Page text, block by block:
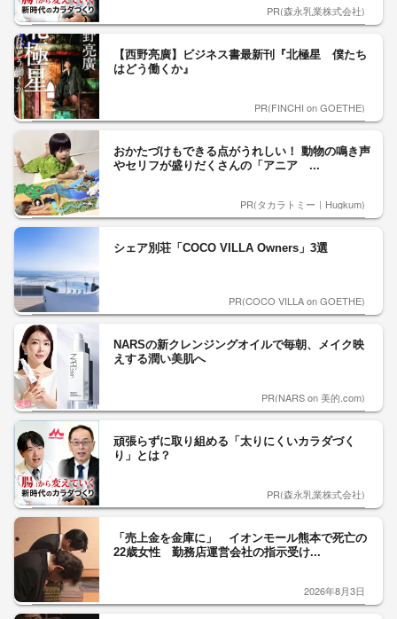
PR(森永乳業株式会社)
【西野亮廣】ビジネス書最新刊『北極星 僕たち
はどう働くか』
PR(FINCHI on GOETHE)
おかたづけもできる点がうれしい！ 動物の鳴き声
やセリフが盛りだくさんの「アニア ...
PR(タカラトミー｜Hugkum)
シェア別荘「COCO VILLA Owners」3選
PR(COCO VILLA on GOETHE)
NARSの新クレンジングオイルで毎朝、メイク映
えする潤い美肌へ
PR(NARS on 美的.com)
頑張らずに取り組める「太りにくいカラダづく
り」とは？
PR(森永乳業株式会社)
「売上金を金庫に」 イオンモール熊本で死亡の
22歳女性 勤務店運営会社の指示受け...
2026年8月3日